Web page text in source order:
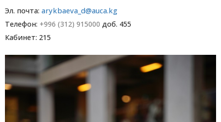
Эл. почта: arykbaeva_d@auca.kg
Телефон: +996 (312) 915000 доб. 455
Кабинет: 215